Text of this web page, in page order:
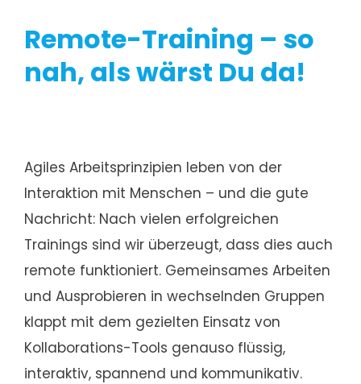
Remote-Training – so
nah, als wärst Du da!
Agiles Arbeitsprinzipien leben von der
Interaktion mit Menschen – und die gute
Nachricht: Nach vielen erfolgreichen
Trainings sind wir überzeugt, dass dies auch
remote funktioniert. Gemeinsames Arbeiten
und Ausprobieren in wechselnden Gruppen
klappt mit dem gezielten Einsatz von
Kollaborations-Tools genauso flüssig,
interaktiv, spannend und kommunikativ.